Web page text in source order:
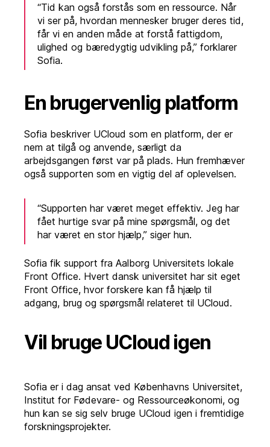
“Tid kan også forstås som en ressource. Når
vi ser på, hvordan mennesker bruger deres tid,
får vi en anden måde at forstå fattigdom,
ulighed og bæredygtig udvikling på,” forklarer
Sofia.
En brugervenlig platform
Sofia beskriver UCloud som en platform, der er
nem at tilgå og anvende, særligt da
arbejdsgangen først var på plads. Hun fremhæver
også supporten som en vigtig del af oplevelsen.
“Supporten har været meget effektiv. Jeg har
fået hurtige svar på mine spørgsmål, og det
har været en stor hjælp,” siger hun.
Sofia fik support fra Aalborg Universitets lokale
Front Office. Hvert dansk universitet har sit eget
Front Office, hvor forskere kan få hjælp til
adgang, brug og spørgsmål relateret til UCloud.
Vil bruge UCloud igen
Sofia er i dag ansat ved Københavns Universitet,
Institut for Fødevare- og Ressourceøkonomi, og
hun kan se sig selv bruge UCloud igen i fremtidige
forskningsprojekter.